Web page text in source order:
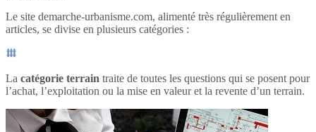
Le site demarche-urbanisme.com, alimenté très régulièrement en
articles, se divise en plusieurs catégories :
La catégorie terrain traite de toutes les questions qui se posent pour
l’achat, l’exploitation ou la mise en valeur et la revente d’un terrain.